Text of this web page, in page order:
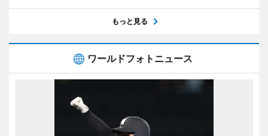
もっと見る
ワールドフォトニュース